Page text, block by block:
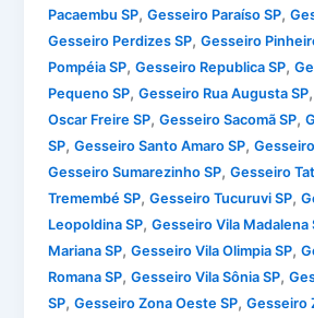
Pacaembu SP,Gesseiro Paraíso SP,
Gesseiro Perdizes SP,Gesseiro
Pompéia SP,Gesseiro Republica SP,
Pequeno SP,Gesseiro Rua Augusta SP
Oscar Freire SP,Gesseiro Sacomã SP,
SP,Gesseiro Santo Amaro SP,
Gesseiro Sumarezinho SP,Gesseiro
Tremembé SP,Gesseiro Tucuruvi SP,
Leopoldina SP,Gesseiro Vila Madalena
Mariana SP,Gesseiro Vila Olimpia SP,
Romana SP,Gesseiro Vila Sônia SP,
SP,Gesseiro Zona Oeste SP,Gesseiro